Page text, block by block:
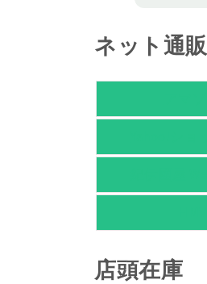
ネット通販
店頭在庫